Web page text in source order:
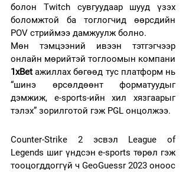
болон Twitch сувгуудаар шууд үзэх
боломжтой ба тоглогчид өөрсдийн
POV стриймээ дамжуулж болно.
Мөн тэмцээний ивээн тэтгэгчээр
1xBet ажиллах бөгөөд тус платформ нь
“шинэ өрсөлдөөнт форматуудыг
дэмжиж, e-sports-ийн хил хязгаарыг
тэлэх” зорилготой гэж PGL онцолжээ.
Counter-Strike 2 эсвэл League of
Legends шиг үндсэн e-sports төрөл гэж
тооцогддоггүй ч GeoGuessr 2023 оноос